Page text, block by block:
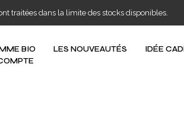
traitées dans la limite des stocks disponibles.
BIO LES NOUVEAUTÉS IDÉE